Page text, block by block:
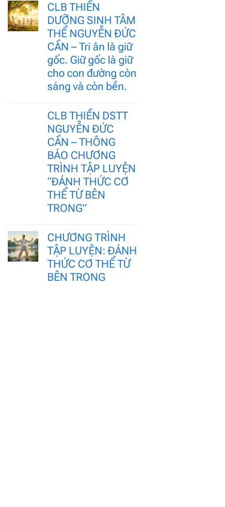
CLB THIỀN
DƯỠNG SINH TÂM
THỂ NGUYỄN ĐỨC
CẦN – Tri ân là giữ
gốc. Giữ gốc là giữ
cho con đường còn
sáng và còn bền.
CLB THIỀN DSTT
NGUYỄN ĐỨC
CẦN – THÔNG
BÁO CHƯƠNG
TRÌNH TẬP LUYỆN
“ĐÁNH THỨC CƠ
THỂ TỪ BÊN
TRONG”
CHƯƠNG TRÌNH
TẬP LUYỆN: ĐÁNH
THỨC CƠ THỂ TỪ
BÊN TRONG